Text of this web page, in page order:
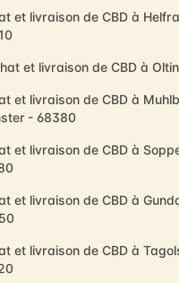
et livraison de CBD à
et livraison de CBD à
et livraison de CBD à
- 68380
et livraison de CBD à
et livraison de CBD à
et livraison de CBD à